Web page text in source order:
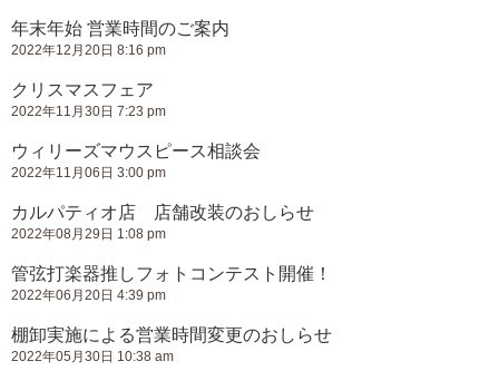
年末年始 営業時間のご案内
2022年12月20日 8:16 pm
クリスマスフェア
2022年11月30日 7:23 pm
ウィリーズマウスピース相談会
2022年11月06日 3:00 pm
カルパティオ店 店舗改装のおしらせ
2022年08月29日 1:08 pm
管弦打楽器推しフォトコンテスト開催！
2022年06月20日 4:39 pm
棚卸実施による営業時間変更のおしらせ
2022年05月30日 10:38 am